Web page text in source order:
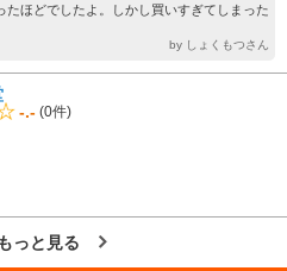
ほどでしたよ。しかし買いすぎてしまった
by しょくもつさん
-.- (0件)
っと見る